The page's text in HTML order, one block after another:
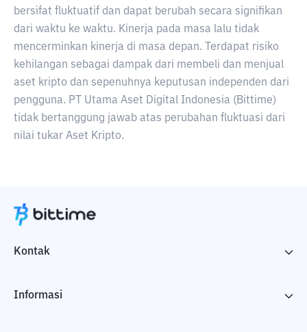
bersifat fluktuatif dan dapat berubah secara signifikan
dari waktu ke waktu. Kinerja pada masa lalu tidak
mencerminkan kinerja di masa depan. Terdapat risiko
kehilangan sebagai dampak dari membeli dan menjual
aset kripto dan sepenuhnya keputusan independen dari
pengguna. PT Utama Aset Digital Indonesia (Bittime)
tidak bertanggung jawab atas perubahan fluktuasi dari
nilai tukar Aset Kripto.
Kontak
Informasi